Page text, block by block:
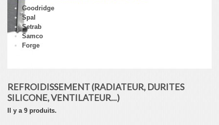
Goodridge
Spal
Setrab
Samco
Forge
REFROIDISSEMENT (RADIATEUR, DURITES
SILICONE, VENTILATEUR...)
Il y a 9 produits.